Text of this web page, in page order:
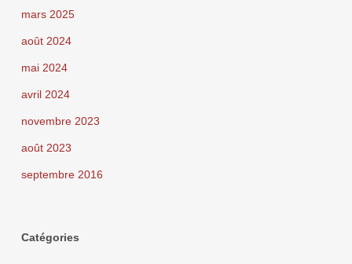
mars 2025
août 2024
mai 2024
avril 2024
novembre 2023
août 2023
septembre 2016
Catégories